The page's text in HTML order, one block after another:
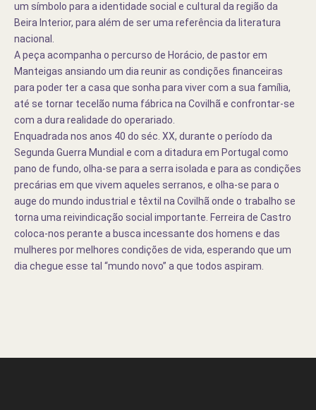
um símbolo para a identidade social e cultural da região da
Beira Interior, para além de ser uma referência da literatura
nacional.
A peça acompanha o percurso de Horácio, de pastor em
Manteigas ansiando um dia reunir as condições financeiras
para poder ter a casa que sonha para viver com a sua família,
até se tornar tecelão numa fábrica na Covilhã e confrontar-se
com a dura realidade do operariado.
Enquadrada nos anos 40 do séc. XX, durante o período da
Segunda Guerra Mundial e com a ditadura em Portugal como
pano de fundo, olha-se para a serra isolada e para as condições
precárias em que vivem aqueles serranos, e olha-se para o
auge do mundo industrial e têxtil na Covilhã onde o trabalho se
torna uma reivindicação social importante. Ferreira de Castro
coloca-nos perante a busca incessante dos homens e das
mulheres por melhores condições de vida, esperando que um
dia chegue esse tal “mundo novo” a que todos aspiram.